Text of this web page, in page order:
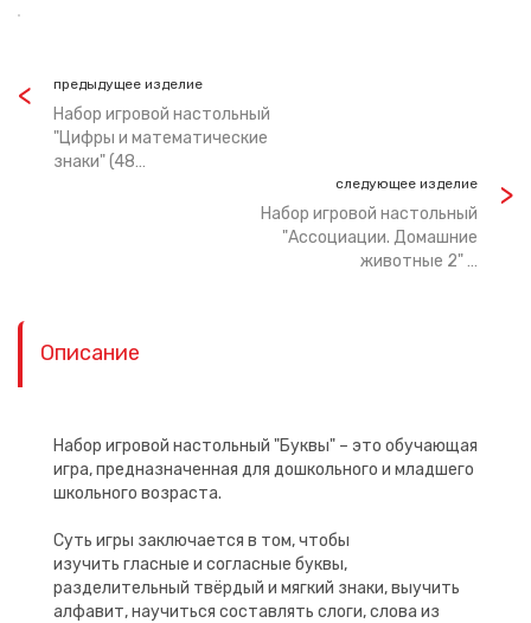
предыдущее изделие
Набор игровой настольный
"Цифры и математические
знаки" (48…
следующее изделие
Набор игровой настольный
"Ассоциации. Домашние
животные 2" …
Описание
Набор игровой настольный "Буквы" – это обучающая
игра, предназначенная для дошкольного и младшего
школьного возраста.
Суть игры заключается в том, чтобы
изучить гласные и согласные буквы,
разделительный твёрдый и мягкий знаки, выучить
алфавит, научиться составлять слоги, слова из